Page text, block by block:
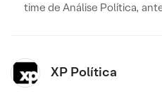
time de Análise Política,
XP Política